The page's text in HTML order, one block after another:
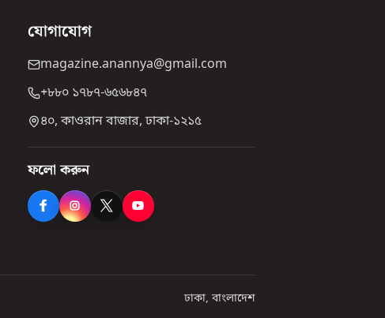
যোগাযোগ
magazine.anannya@gmail.com
+৮৮০ ১৭৮৭-৬৫৬৮৪৭
৪০, কাওরান বাজার, ঢাকা-১২১৫
ফলো করুন
ঢাকা, বাংলাদেশ